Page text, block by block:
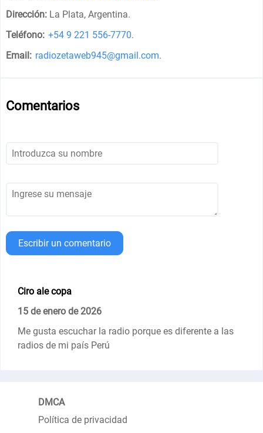
Dirección: La Plata, Argentina.
Teléfono: +54 9 221 556-7770.
Email: radiozetaweb945@gmail.com.
Comentarios
Escribir un comentario
Ciro ale copa
15 de enero de 2026
Me gusta escuchar la radio porque es diferente a las
radios de mi país Perú
DMCA
Política de privacidad